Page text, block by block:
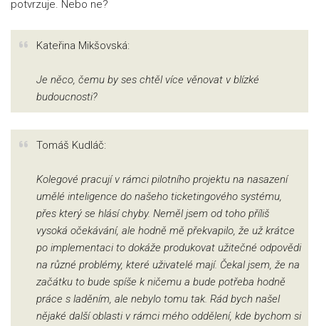
potvrzuje. Nebo ne?
Kateřina Mikšovská:
Je něco, čemu by ses chtěl více věnovat v blízké
budoucnosti?
Tomáš Kudláč:
Kolegové pracují v rámci pilotního projektu na nasazení
umělé inteligence do našeho ticketingového systému,
přes který se hlásí chyby. Neměl jsem od toho příliš
vysoká očekávání, ale hodně mě překvapilo, že už krátce
po implementaci to dokáže produkovat užitečné odpovědi
na různé problémy, které uživatelé mají. Čekal jsem, že na
začátku to bude spíše k ničemu a bude potřeba hodně
práce s laděním, ale nebylo tomu tak. Rád bych našel
nějaké další oblasti v rámci mého oddělení, kde bychom si